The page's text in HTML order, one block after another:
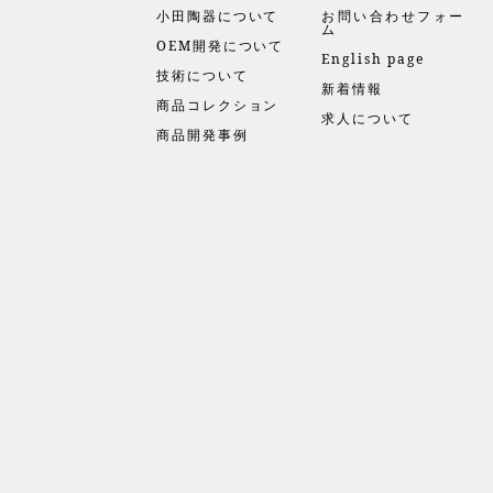
小田陶器について
OEM開発について
技術について
商品コレクション
商品開発事例
お問い合わせフォー
ム
English page
新着情報
求人について